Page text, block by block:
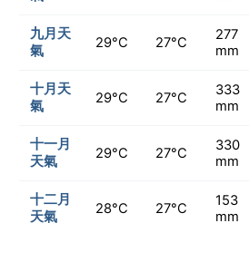
九月天
氣
29°C 27°C
277
mm
十月天
氣
29°C 27°C
333
mm
十一月
天氣
29°C 27°C
330
mm
十二月
天氣
28°C 27°C
153
mm